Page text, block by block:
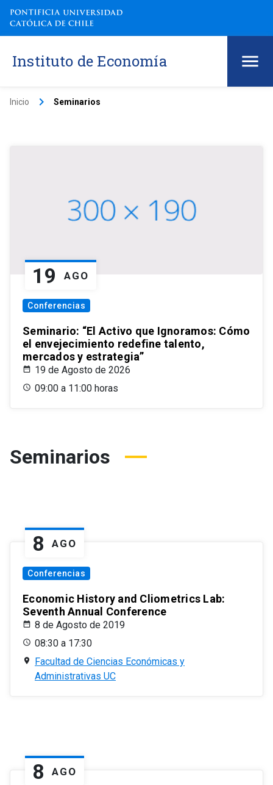
Instituto de Economía
Inicio keyboard_arrow_right Seminarios
19 AGO
Conferencias
Seminario: “El Activo que Ignoramos: Cómo
el envejecimiento redefine talento,
mercados y estrategia”
19 de Agosto de 2026
09:00 a 11:00 horas
Seminarios
8 AGO
Conferencias
Economic History and Cliometrics Lab:
Seventh Annual Conference
8 de Agosto de 2019
08:30 a 17:30
Facultad de Ciencias Económicas y
Administrativas UC
8 AGO